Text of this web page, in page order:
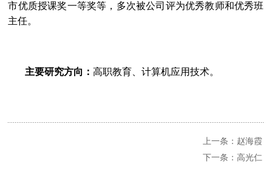
市优质授课奖一等奖等，多次被公司评为优秀教师和优秀班
主任。
主要研究方向：高职教育、计算机应用技术。
上一条：赵海霞
下一条：高光仁